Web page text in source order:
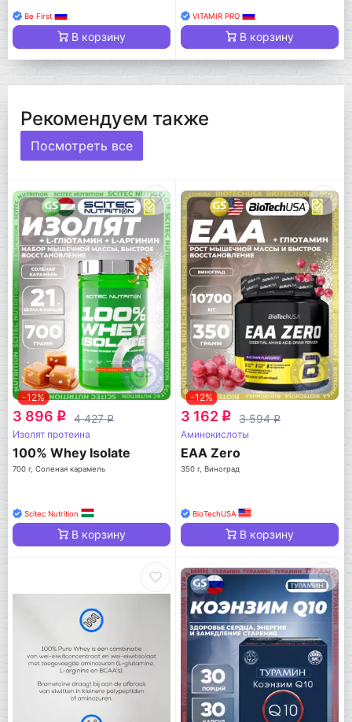
Be First
В корзину
VITAMIR PRO
В корзину
Рекомендуем также
Посмотреть все
-12%
3 896 q 4 427q
Изолят протеина
100% Whey Isolate
700 г, Соленая карамель
Scitec Nutrition
В корзину
-12%
3 162 q 3 594q
Аминокислоты
EAA Zero
350 г, Виноград
BioTechUSA
В корзину